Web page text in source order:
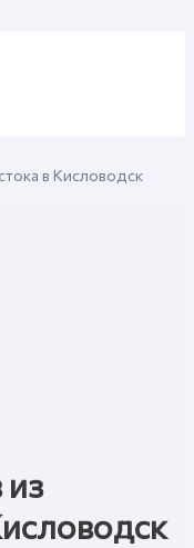
в Кисловодск
из